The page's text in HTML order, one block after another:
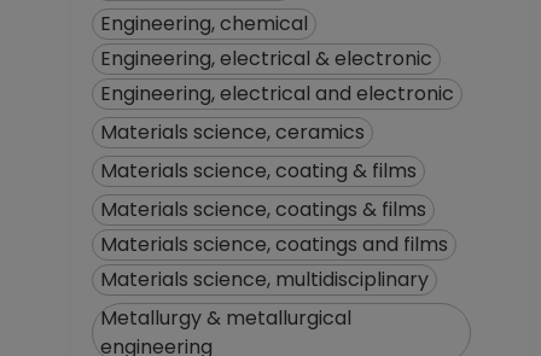
Engineering, chemical
Engineering, electrical & electronic
Engineering, electrical and electronic
Materials science, ceramics
Materials science, coating & films
Materials science, coatings & films
Materials science, coatings and films
Materials science, multidisciplinary
Metallurgy & metallurgical
engineering